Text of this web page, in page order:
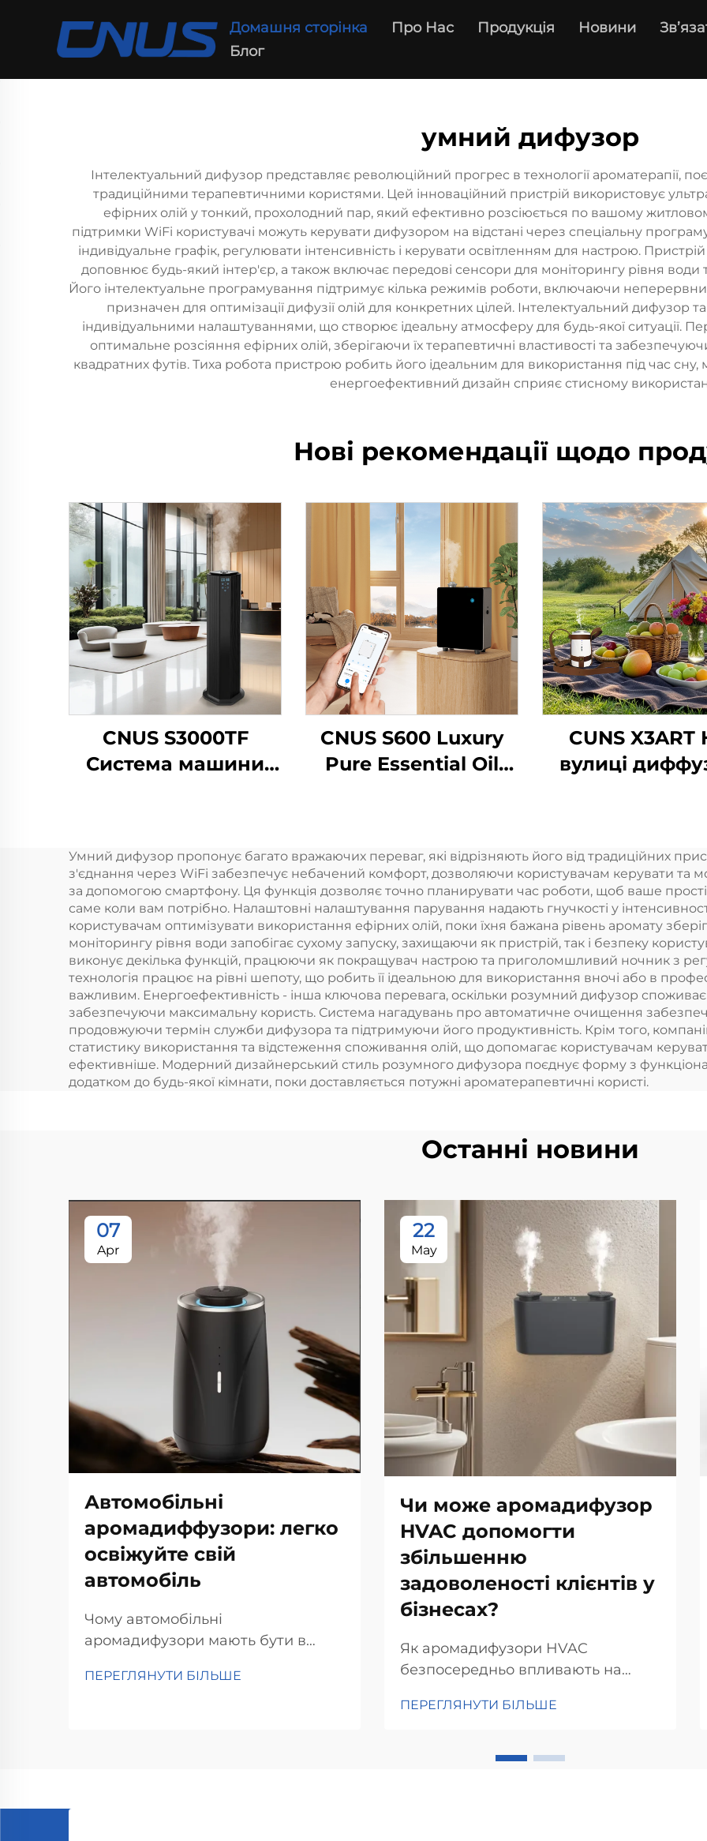
Домашня сторінка Про Нас Продукція Новини
Блог
умний дифузор
Інтелектуальний дифузор представляє революційний прогрес в технології ароматерапії,
традиційними терапевтичними користями. Цей інноваційний пристрій використовує
ефірних олій у тонкий, прохолодний пар, який ефективно розсіюється по вашому
підтримки WiFi користувачі можуть керувати дифузором на відстані через спеціальну
індивідуальне графік, регулювати інтенсивність і керувати освітленням для настрою.
доповнює будь-який інтер'єр, а також включає передові сенсори для моніторингу рівня води
Його інтелектуальне програмування підтримує кілька режимів роботи, включаючи
призначен для оптимізації дифузії олій для конкретних цілей. Інтелектуальний дифузор
індивідуальними налаштуваннями, що створює ідеальну атмосферу для будь-якої ситуації.
оптимальне розсіяння ефірних олій, зберігаючи їх терапевтичні властивості та
квадратних футів. Тиха робота пристрою робить його ідеальним для використання під час сну,
енергоефективний дизайн сприяє стисному
Нові рекомендації щодо
CNUS S3000TF
Система машини
готелі/коммерчній
ванній/комісії
CNUS S600 Luxury
Pure Essential Oil
Электричний
аромат для
освітлення повітря
CUNS X3ART
вулиці
диффузер
свіжильник
Безводний
Умний дифузор пропонує багато вражаючих переваг, які відрізняють його від традиційних
з'єднання через WiFi забезпечує небачений комфорт, дозволяючи користувачам керувати та
за допомогою смартфону. Ця функція дозволяє точно планирувати час роботи, щоб ваше
саме коли вам потрібно. Налаштовні налаштування парування надають гнучкості у
користувачам оптимізувати використання ефірних олій, поки їхня бажана рівень аромату
моніторингу рівня води запобігає сухому запуску, захищаючи як пристрій, так і безпеку
виконує декілька функцій, працюючи як покращувач настрою та приголомшливий ночник з
технологія працює на рівні шепоту, що робить її ідеальною для використання вночі або в
важливим. Енергоефективність - інша ключова перевага, оскільки розумний дифузор споживає
забезпечуючи максимальну користь. Система нагадувань про автоматичне очищення
продовжуючи термін служби дифузора та підтримуючи його продуктивність. Крім того,
статистику використання та відстеження споживання олій, що допомагає користувачам
ефективніше. Модерний дизайнерський стиль розумного дифузора поєднує форму з
додатком до будь-якої кімнати, поки доставляється потужні ароматерапевтичні користі.
Останні новини
07
Apr
Автомобільні
аромадиффузори: легко
освіжуйте свій
автомобіль
Чому автомобільні
аромадифузори мають бути в
неприємних запахів без зусиль
ПЕРЕГЛЯНУТИ БІЛЬШЕ
22
May
Чи може аромадифузор
HVAC допомогти
збільшенню
задоволеності клієнтів у
бізнесах?
Як аромадифузори HVAC
безпосередньо впливають на
аромат і емоційну відповідь.
впливають на наш мозок, має
ПЕРЕГЛЯНУТИ БІЛЬШЕ